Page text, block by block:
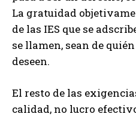
La gratuidad
de las IES que se
se llamen, sean de
deseen.
El resto de las
calidad, no lucro